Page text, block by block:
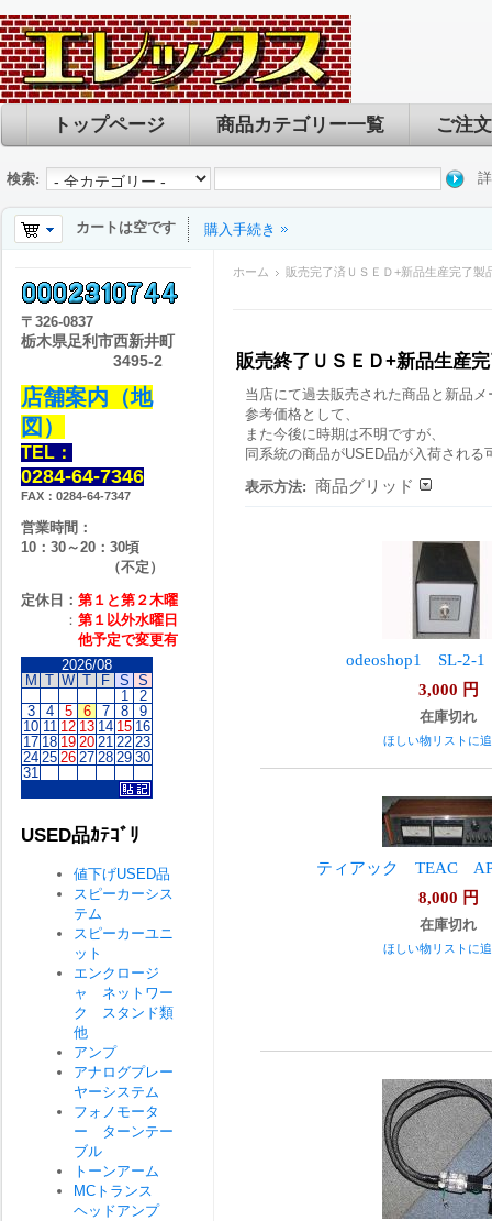
トップページ 商品カテゴリー一覧 ご注
検索:
カートは空です 購入手続き
ホーム 販売完了済ＵＳＥＤ+新品生産完了製
販売終了ＵＳＥＤ+新品生産
当店にて過去販売された商品と新品
参考価格として、
また今後に時期は不明ですが、
同系統の商品がUSED品が入荷される
表示方法: 商品グリッド
odeoshop1 SL-2-1
3,000 円
在庫切れ
ほしい物リストに
ティアック TEAC
8,000 円
在庫切れ
ほしい物リストに
〒 326-0837
栃木県足利市西新井町
3495-2
店舗案内（地
図）
TEL：
0284-64-7346
FAX：0284-64-7347
営業時間：
10：30～20：30頃
（不定）
定休日： 第１と第２木曜
： 第１以外水曜日
他予定で変更有
2026/08
M T W T F S S
1
2
3
4 5 6 7 8
9
10 11 12 13 14 15 16
17 18 19 20 21 22 23
24 25 26 27 28 29 30
31
USED品ｶﾃｺﾞﾘ
値下げUSED品
スピーカーシス
テム
スピーカーユニ
ット
エンクロージ
ャ ネットワー
ク スタンド類
他
アンプ
アナログプレー
ヤーシステム
フォノモータ
ー ターンテー
ブル
トーンアーム
MCトランス
ヘッドアンプ